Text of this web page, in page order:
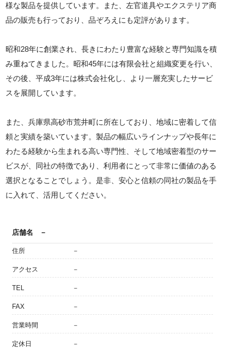
様な製品を提供しています。また、左官道具やエクステリア商
品の販売も行っており、品ぞろえにも定評があります。
昭和28年に創業され、長きにわたり豊富な経験と専門知識を積
み重ねてきました。昭和45年には有限会社と組織変更を行い、
その後、平成3年には株式会社化し、より一層充実したサービ
スを展開しています。
また、兵庫県高砂市荒井町に所在しており、地域に密着して信
頼と実績を築いています。製品の幅広いラインナップや長年に
わたる経験から生まれる高い専門性、そして地域密着型のサー
ビスが、同社の特徴であり、利用者にとって非常に価値のある
選択となることでしょう。是非、安心と信頼の同社の製品を手
に入れて、活用してください。
店舗名 －
住所 －
アクセス －
TEL －
FAX －
営業時間 －
定休日 －